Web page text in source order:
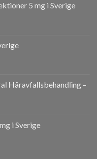
5 mg i Sverige
Håravfallsbehandling –
i Sverige